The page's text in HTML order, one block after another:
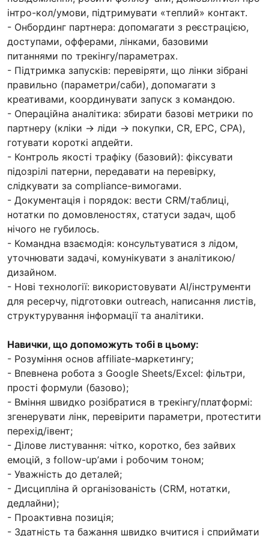
інтро-кол/умови, підтримувати «теплий» контакт.
- Онбординг партнера: допомагати з реєстрацією,
доступами, офферами, лінками, базовими
питаннями по трекінгу/параметрах.
- Підтримка запусків: перевіряти, що лінки зібрані
правильно (параметри/саби), допомагати з
креативами, координувати запуск з командою.
- Операційна аналітика: збирати базові метрики по
партнеру (кліки → ліди → покупки, CR, EPC, CPA),
готувати короткі апдейти.
- Контроль якості трафіку (базовий): фіксувати
підозрілі патерни, передавати на перевірку,
слідкувати за compliance-вимогами.
- Документація і порядок: вести CRM/таблиці,
нотатки по домовленостях, статуси задач, щоб
нічого не губилось.
- Командна взаємодія: консультуватися з лідом,
уточнювати задачі, комунікувати з аналітикою/
дизайном.
- Нові технології: використовувати AI/інструменти
для ресерчу, підготовки outreach, написання листів,
структурування інформації та аналітики.
Навички, що допоможуть тобі в цьому:
- Розуміння основ affiliate-маркетингу;
- Впевнена робота з Google Sheets/Excel: фільтри,
прості формули (базово);
- Вміння швидко розібратися в трекінгу/платформі:
згенерувати лінк, перевірити параметри, протестити
перехід/івент;
- Ділове листування: чітко, коротко, без зайвих
емоцій, з follow-up’ами і робочим тоном;
- Уважність до деталей;
- Дисципліна й організованість (CRM, нотатки,
дедлайни);
- Проактивна позиція;
- Здатність та бажання швидко вчитися і сприймати